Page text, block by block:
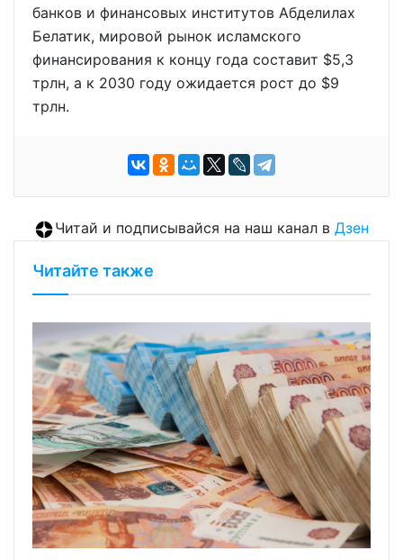
банков и финансовых институтов Абделилах
Белатик, мировой рынок исламского
финансирования к концу года составит $5,3
трлн, а к 2030 году ожидается рост до $9
трлн.
Читай и подписывайся на наш канал в Дзен
Читайте также